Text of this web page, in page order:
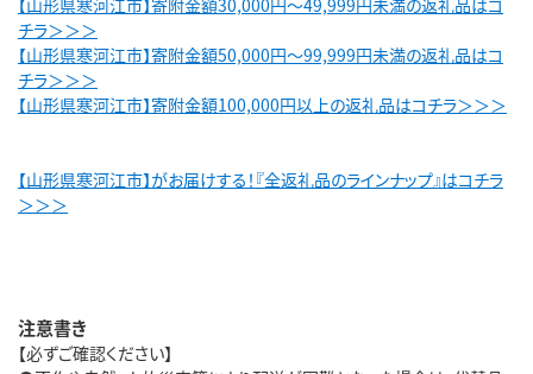
【山形県寒河江市】寄附金額30,000円～49,999円未満の返礼品はコ
チラ＞＞＞
【山形県寒河江市】寄附金額50,000円～99,999円未満の返礼品はコ
チラ＞＞＞
【山形県寒河江市】寄附金額100,000円以上の返礼品はコチラ＞＞＞
【山形県寒河江市】がお届けする！『全返礼品のラインナップ』はコチラ
＞＞＞
注意書き
【必ずご確認ください】